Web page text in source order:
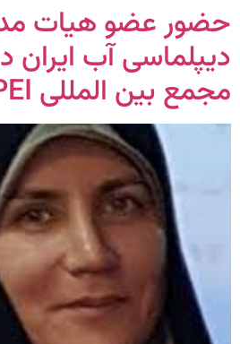
حضور عضو هیات
دیپلماسی آب ایران
مجمع بین المللی MEPEI